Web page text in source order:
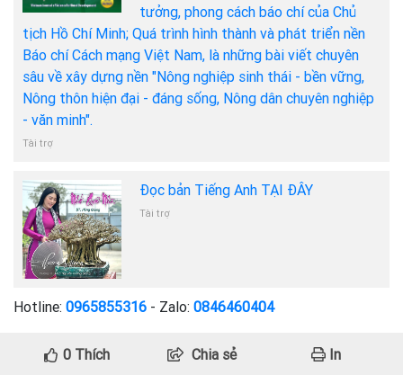
tưởng, phong cách báo chí của Chủ
tịch Hồ Chí Minh; Quá trình hình thành và phát triển nền
Báo chí Cách mạng Việt Nam, là những bài viết chuyên
sâu về xây dựng nền "Nông nghiệp sinh thái - bền vững,
Nông thôn hiện đại - đáng sống, Nông dân chuyên nghiệp
- văn minh".
Tài trợ
Đọc bản Tiếng Anh TẠI ĐÂY
Tài trợ
Hotline: 0965855316 - Zalo: 0846460404
0Thích Chia sẻ In